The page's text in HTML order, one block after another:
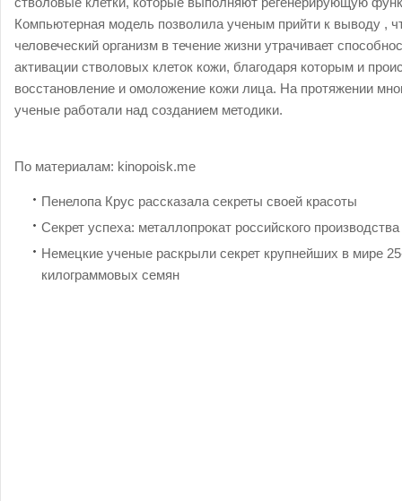
Компьютерная модель позволила ученым прийти к выводу ,
человеческий организм в течение жизни утрачивает
активации стволовых клеток кожи, благодаря которым и
восстановление и омоложение кожи лица. На протяжении
ученые работали над созданием методики.
По материалам: kinopoisk.me
Пенелопа Крус рассказала секреты своей красоты
Секрет успеха: металлопрокат российского производства
Немецкие ученые раскрыли секрет крупнейших в мире
килограммовых семян